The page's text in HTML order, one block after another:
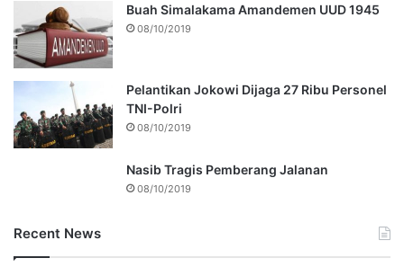
Buah Simalakama Amandemen UUD 1945
08/10/2019
Pelantikan Jokowi Dijaga 27 Ribu Personel
TNI-Polri
08/10/2019
Nasib Tragis Pemberang Jalanan
08/10/2019
Recent News